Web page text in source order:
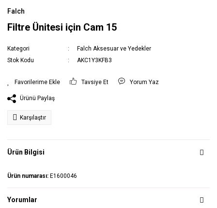
Falch
Filtre Ünitesi için Cam 15
Kategori
Falch Aksesuar ve Yedekler
Stok Kodu
AKC1Y3KFB3
Tavsiye Et Yorum Yaz
Ürünü Paylaş
Karşılaştır
Ürün Bilgisi
Ürün numarası: E1600046
Yorumlar